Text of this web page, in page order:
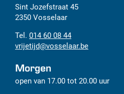
Adres
Sint Jozefstraat 45
2350 Vosselaar
Tel.
014 60 08 44
E-
mail
vrijetijd@vosselaar.be
Morgen
open van 17.00 tot 20.00 uur